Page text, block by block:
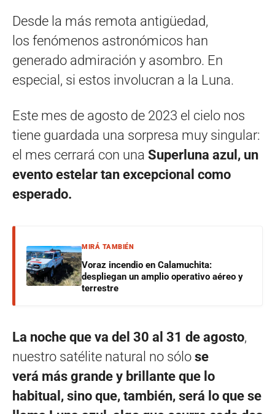
Desde la más remota antigüedad,
los fenómenos astronómicos han
generado admiración y asombro. En
especial, si estos involucran a la Luna.
Este mes de agosto de 2023 el cielo nos
tiene guardada una sorpresa muy singular:
el mes cerrará con una Superluna azul, un
evento estelar tan excepcional como
esperado.
MIRÁ TAMBIÉN
Voraz incendio en Calamuchita:
despliegan un amplio operativo aéreo y
terrestre
La noche que va del 30 al 31 de agosto,
nuestro satélite natural no sólo se
verá más grande y brillante que lo
habitual, sino que, también, será lo que se